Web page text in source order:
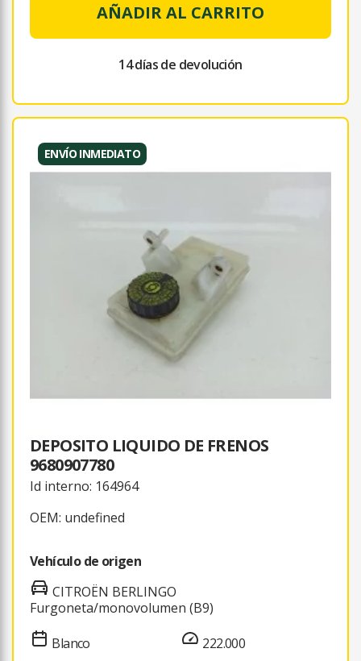
AÑADIR AL CARRITO
14 días de devolución
ENVÍO INMEDIATO
DEPOSITO LIQUIDO DE FRENOS
9680907780
Id interno: 164964
OEM: undefined
Vehículo de origen
CITROËN BERLINGO
Furgoneta/monovolumen (B9)
Blanco
222.000